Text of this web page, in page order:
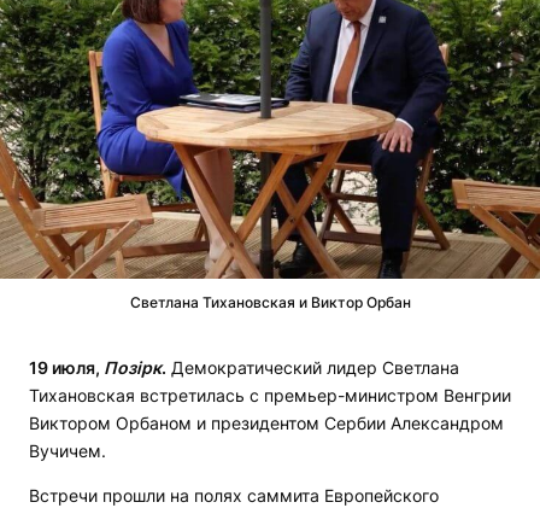
Светлана Тихановская и Виктор Орбан
19 июля, Позірк. Демократический лидер Светлана
Тихановская встретилась с премьер-министром Венгрии
Виктором Орбаном и президентом Сербии Александром
Вучичем.
Встречи прошли на полях саммита Европейского